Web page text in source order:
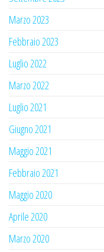
Marzo 2023
Febbraio 2023
Luglio 2022
Marzo 2022
Luglio 2021
Giugno 2021
Maggio 2021
Febbraio 2021
Maggio 2020
Aprile 2020
Marzo 2020